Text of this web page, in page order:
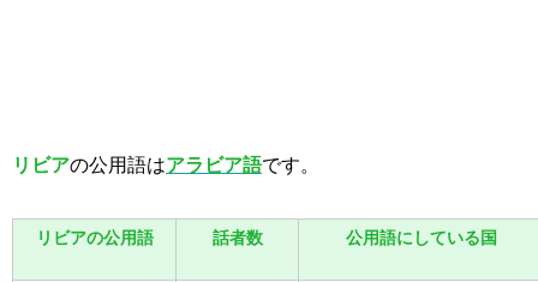
リビアの公用語はアラビア語です。
リビアの公用語 話者数 公用語にしている国